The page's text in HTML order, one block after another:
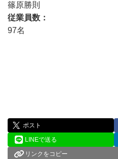
篠原勝則
従業員数
97名
ポスト
LINEで送る
リンクをコピー